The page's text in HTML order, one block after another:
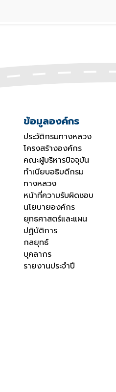
ข้อมูลองค์กร
ประวัติกรมทางหลวง
โครงสร้างองค์กร
คณะผู้บริหารปัจจุบัน
ทำเนียบอธิบดีกรม
ทางหลวง
หน้าที่ความรับผิดชอบ
นโยบายองค์กร
ยุทธศาสตร์และแผน
ปฏิบัติการ
กลยุทธ์
บุคลากร
รายงานประจำปี